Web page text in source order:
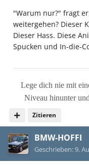
"Warum nur?" fragt
weitergehen? Dieser
Dieser Hass. Diese
Spucken und In-die-
Zitieren
Lege dich nie mit
Niveau hinunter
BMW-HOFFI
Geschrieben:9.